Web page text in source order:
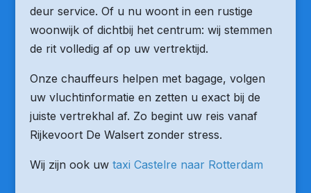
deur service. Of u nu woont in een rustige
woonwijk of dichtbij het centrum: wij stemmen
de rit volledig af op uw vertrektijd.
Onze chauffeurs helpen met bagage, volgen
uw vluchtinformatie en zetten u exact bij de
juiste vertrekhal af. Zo begint uw reis vanaf
Rijkevoort De Walsert zonder stress.
Wij zijn ook uw taxi Castelre naar Rotterdam